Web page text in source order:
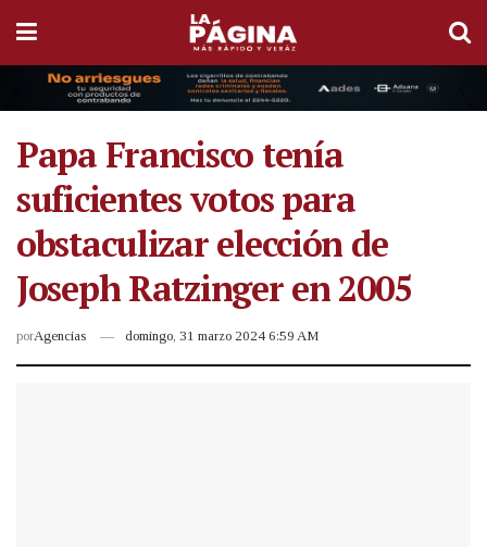
Papa Francisco tenía
suficientes votos para
obstaculizar elección de
Joseph Ratzinger en 2005
porAgencias domingo, 31 marzo 2024 6:59 AM